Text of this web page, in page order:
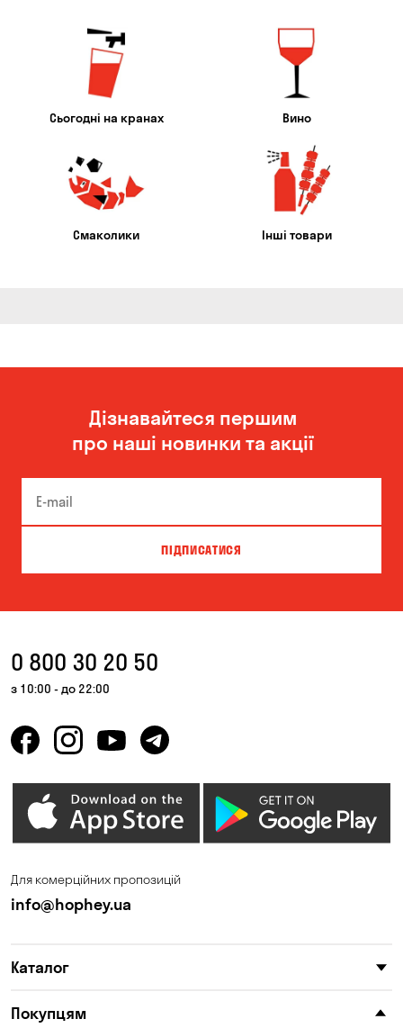
Сьогодні на кранах Вино
Смаколики Інші товари
Дізнавайтеся першим
про наші новинки та акції
ПІДПИСАТИСЯ
0 800 30 20 50
з 10:00 - до 22:00
Для комерційних пропозицій
info@hophey.ua
Каталог
Покупцям